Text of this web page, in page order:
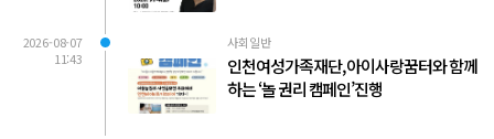
2026-08-07
11:43
사회일반
인천여성가족재단, 아이사랑꿈터와 함께
하는 ‘놀 권리 캠페인’진행